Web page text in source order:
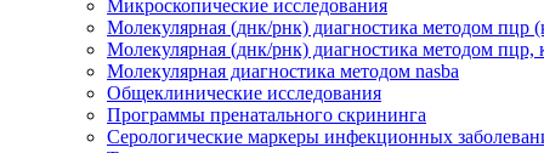
Микроскопические исследования
Молекулярная (днк/рнк) диагностика методом пцр
Молекулярная (днк/рнк) диагностика методом пцр,
Молекулярная диагностика методом nasba
Общеклинические исследования
Программы пренатального скрининга
Серологические маркеры инфекционных